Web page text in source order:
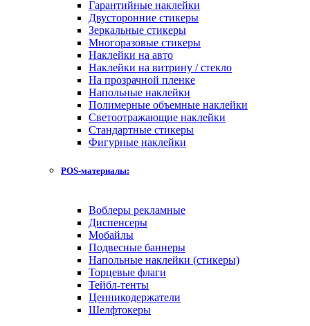
Гарантийные наклейки
Двусторонние стикеры
Зеркальные стикеры
Многоразовые стикеры
Наклейки на авто
Наклейки на витрину / стекло
На прозрачной пленке
Напольные наклейки
Полимерные объемные наклейки
Светоотражающие наклейки
Стандартные стикеры
Фигурные наклейки
POS-материалы:
Воблеры рекламные
Диспенсеры
Мобайлы
Подвесные баннеры
Напольные наклейки (стикеры)
Торцевые флаги
Тейбл-тенты
Ценникодержатели
Шелфтокеры